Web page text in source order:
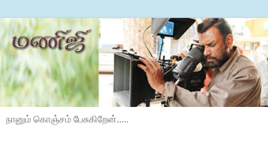
நானும் கொஞ்சம் பேசுகிறேன்.....